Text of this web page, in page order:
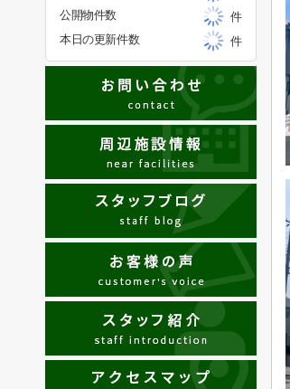
公開物件数
件
本日の更新件数
件